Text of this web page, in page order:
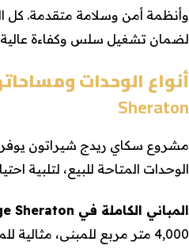
وأنظمة أمن وسلامة متقدمة. كل
لضمان تشغيل سلس وكفاءة
أنواع الوحدات
Sheraton
مشروع سكاي ريدج شيراتون يوفر
الوحدات المتاحة للبيع، لتلبية
المباني الكاملة في Sky Ridge Sheraton:
4,000 متر مربع للمبنى،